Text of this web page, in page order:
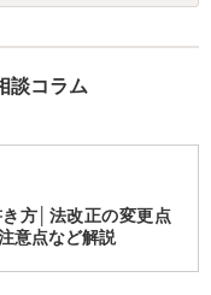
をお勧めします。
談コラム
方│法改正の変更点
意点など解説